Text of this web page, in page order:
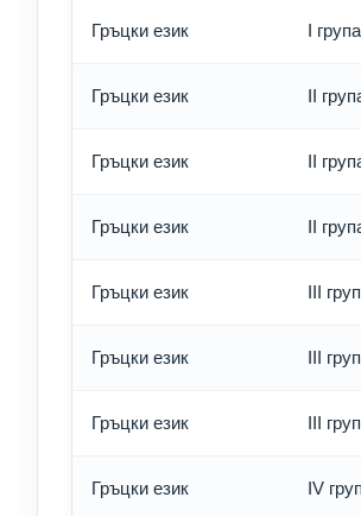
Гръцки език I група
Гръцки език II
Гръцки език II
Гръцки език II
Гръцки език III
Гръцки език III
Гръцки език III
Гръцки език IV